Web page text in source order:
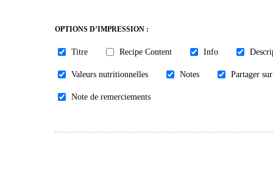
OPTIONS D’IMPRESSION :
Titre Recipe Content Info
Valeurs nutritionnelles Notes Partager
Note de remerciements